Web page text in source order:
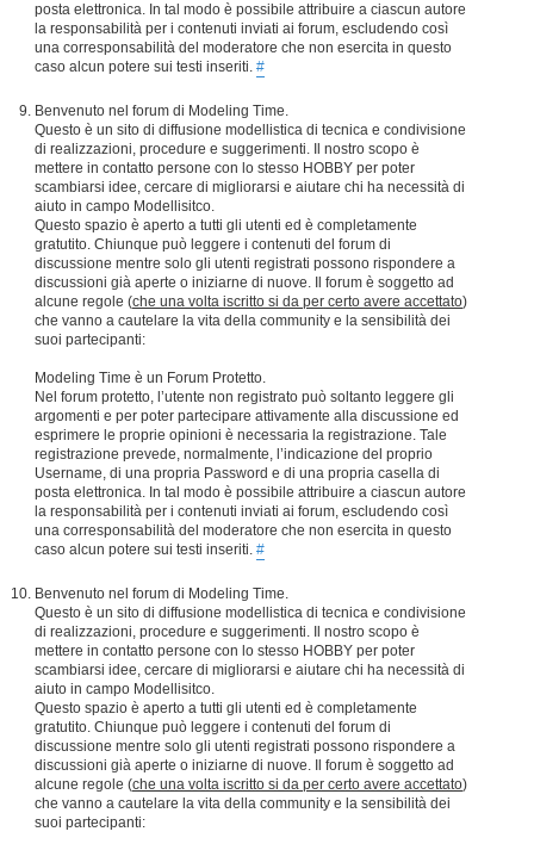
posta elettronica. In tal modo è possibile attribuire a ciascun autore
la responsabilità per i contenuti inviati ai forum, escludendo così
una corresponsabilità del moderatore che non esercita in questo
caso alcun potere sui testi inseriti. #
Benvenuto nel forum di Modeling Time.
Questo è un sito di diffusione modellistica di tecnica e condivisione
di realizzazioni, procedure e suggerimenti. Il nostro scopo è
mettere in contatto persone con lo stesso HOBBY per poter
scambiarsi idee, cercare di migliorarsi e aiutare chi ha necessità di
aiuto in campo Modellisitco.
Questo spazio è aperto a tutti gli utenti ed è completamente
gratutito. Chiunque può leggere i contenuti del forum di
discussione mentre solo gli utenti registrati possono rispondere a
discussioni già aperte o iniziarne di nuove. Il forum è soggetto ad
alcune regole (che una volta iscritto si da per certo avere accettato)
che vanno a cautelare la vita della community e la sensibilità dei
suoi partecipanti:
Modeling Time è un Forum Protetto.
Nel forum protetto, l’utente non registrato può soltanto leggere gli
argomenti e per poter partecipare attivamente alla discussione ed
esprimere le proprie opinioni è necessaria la registrazione. Tale
registrazione prevede, normalmente, l’indicazione del proprio
Username, di una propria Password e di una propria casella di
posta elettronica. In tal modo è possibile attribuire a ciascun autore
la responsabilità per i contenuti inviati ai forum, escludendo così
una corresponsabilità del moderatore che non esercita in questo
caso alcun potere sui testi inseriti. #
Benvenuto nel forum di Modeling Time.
Questo è un sito di diffusione modellistica di tecnica e condivisione
di realizzazioni, procedure e suggerimenti. Il nostro scopo è
mettere in contatto persone con lo stesso HOBBY per poter
scambiarsi idee, cercare di migliorarsi e aiutare chi ha necessità di
aiuto in campo Modellisitco.
Questo spazio è aperto a tutti gli utenti ed è completamente
gratutito. Chiunque può leggere i contenuti del forum di
discussione mentre solo gli utenti registrati possono rispondere a
discussioni già aperte o iniziarne di nuove. Il forum è soggetto ad
alcune regole (che una volta iscritto si da per certo avere accettato)
che vanno a cautelare la vita della community e la sensibilità dei
suoi partecipanti: